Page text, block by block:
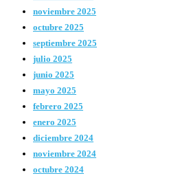
noviembre 2025
octubre 2025
septiembre 2025
julio 2025
junio 2025
mayo 2025
febrero 2025
enero 2025
diciembre 2024
noviembre 2024
octubre 2024